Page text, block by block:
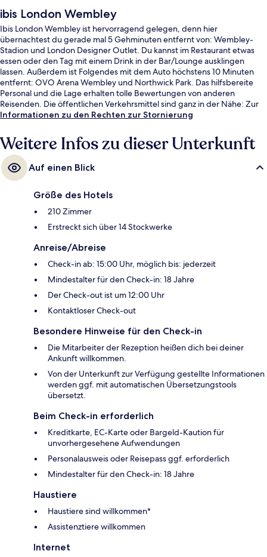
ibis London Wembley
Ibis London Wembley ist hervorragend gelegen, denn hier
übernachtest du gerade mal 5 Gehminuten entfernt von: Wembley-
Stadion und London Designer Outlet. Du kannst im Restaurant etwas
essen oder den Tag mit einem Drink in der Bar/Lounge ausklingen
lassen. Außerdem ist Folgendes mit dem Auto höchstens 10 Minuten
entfernt: OVO Arena Wembley und Northwick Park. Das hilfsbereite
Personal und die Lage erhalten tolle Bewertungen von anderen
Reisenden. Die öffentlichen Verkehrsmittel sind ganz in der Nähe: Zur
U-Bahn (U-Bahn-Station Wembley Park) sind es nur 14 Gehminuten.
Informationen zu den Rechten zur Stornierung
Weitere Infos zu dieser Unterkunft
Auf einen Blick
Größe des Hotels
210 Zimmer
Erstreckt sich über 14 Stockwerke
Anreise/Abreise
Check-in ab: 15:00 Uhr, möglich bis: jederzeit
Mindestalter für den Check-in: 18 Jahre
Der Check-out ist um 12:00 Uhr
Kontaktloser Check-out
Besondere Hinweise für den Check-in
Die Mitarbeiter der Rezeption heißen dich bei deiner
Ankunft willkommen.
Von der Unterkunft zur Verfügung gestellte Informationen
werden ggf. mit automatischen Übersetzungstools
übersetzt.
Beim Check-in erforderlich
Kreditkarte, EC-Karte oder Bargeld-Kaution für
unvorhergesehene Aufwendungen
Personalausweis oder Reisepass ggf. erforderlich
Mindestalter für den Check-in: 18 Jahre
Haustiere
Haustiere sind willkommen*
Assistenztiere willkommen
Internet